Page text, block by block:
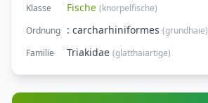
Klasse Fische (knorpelfische)
Ordnung : carcharhiniformes (grundhaie)
Familie
Triakidae (glatthaiartige)